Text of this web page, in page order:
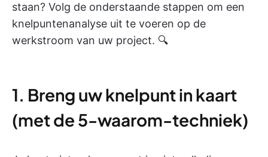
staan? Volg de onderstaande stappen om een
knelpuntenanalyse uit te voeren op de
werkstroom van uw project. 🔍
1. Breng uw knelpunt in kaart
(met de 5-waarom-techniek)